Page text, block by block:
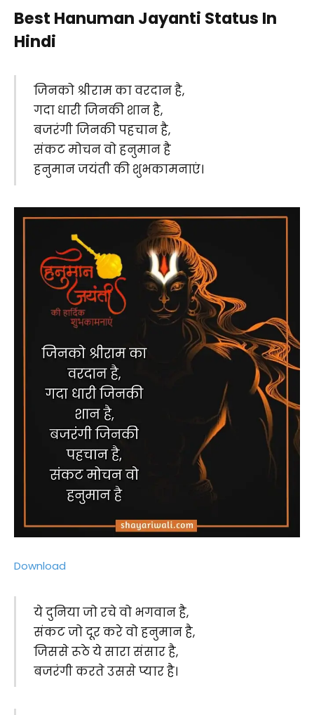
Best Hanuman Jayanti Status In
Hindi
जिनको श्रीराम का वरदान है,
गदा धारी जिनकी शान है,
बजरंगी जिनकी पहचान है,
संकट मोचन वो हनुमान है
हनुमान जयंती की शुभकामनाएं।
Download
ये दुनिया जो रचे वो भगवान है,
संकट जो दूर करे वो हनुमान है,
जिससे रूठे ये सारा संसार है,
बजरंगी करते उससे प्यार है।